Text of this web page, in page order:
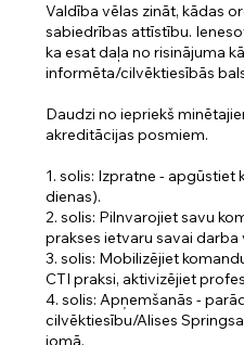
Valdība vēlas zināt, kādas
sabiedrības attīstību.
ka esat daļa no risinājuma
informēta/cilvēktiesībās
Daudzi no iepriekš
akreditācijas posmiem.
1. solis: Izpratne -
dienas).
2. solis: Pilnvarojiet savu
prakses ietvaru savai darba
3. solis: Mobilizējiet
CTI praksi, aktivizējiet
4. solis: Apņemšanās -
cilvēktiesību/Alises
jomā.